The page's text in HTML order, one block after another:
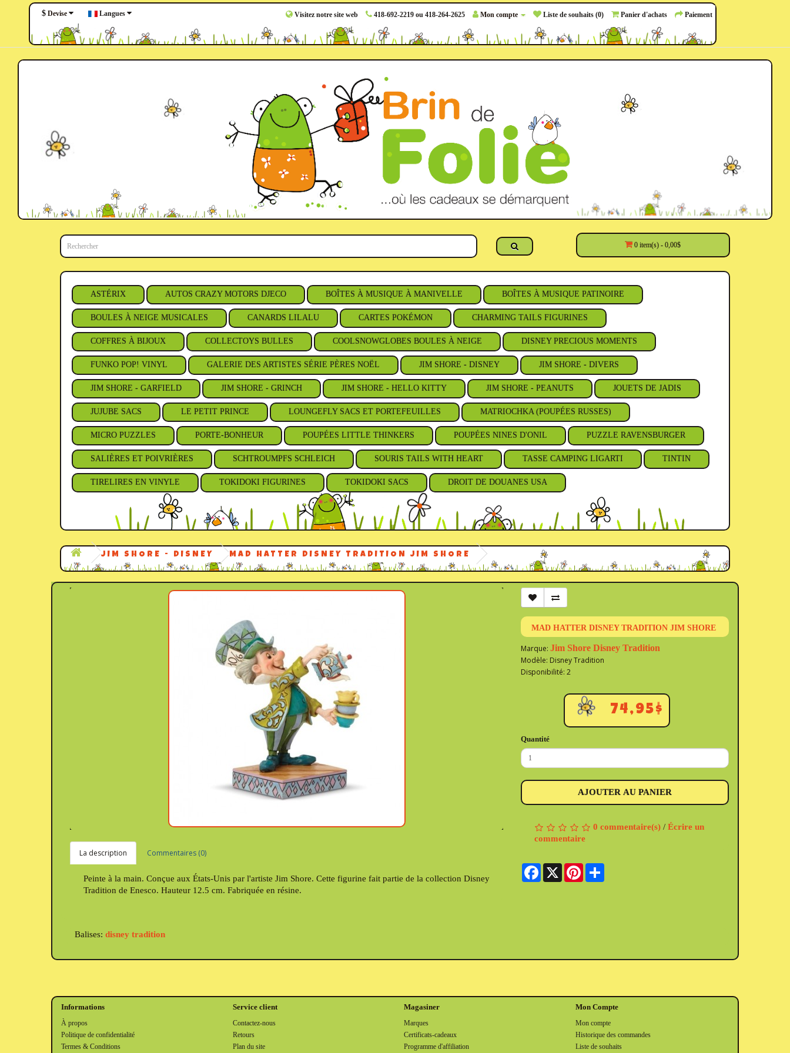
$ Devise Langues Visitez notre site web 418-692-2219 ou 418-264-2625 Mon compte Liste de souhaits (0) Panier d'achats Paiement
0 item(s) - 0,00$
ASTÉRIX AUTOS CRAZY MOTORS DJECO BOÎTES À MUSIQUE À MANIVELLE BOÎTES À MUSIQUE PATINOIRE
BOULES À NEIGE MUSICALES CANARDS LILALU CARTES POKÉMON CHARMING TAILS FIGURINES
COFFRES À BIJOUX COLLECTOYS BULLES COOLSNOWGLOBES BOULES À NEIGE DISNEY PRECIOUS MOMENTS
FUNKO POP! VINYL GALERIE DES ARTISTES SÉRIE PÈRES NOËL JIM SHORE - DISNEY JIM SHORE - DIVERS
JIM SHORE - GARFIELD JIM SHORE - GRINCH JIM SHORE - HELLO KITTY JIM SHORE - PEANUTS JOUETS DE JADIS
JUJUBE SACS LE PETIT PRINCE LOUNGEFLY SACS ET PORTEFEUILLES MATRIOCHKA (POUPÉES RUSSES)
MICRO PUZZLES PORTE-BONHEUR POUPÉES LITTLE THINKERS POUPÉES NINES D'ONIL PUZZLE RAVENSBURGER
SALIÈRES ET POIVRIÈRES SCHTROUMPFS SCHLEICH SOURIS TAILS WITH HEART TASSE CAMPING LIGARTI TINTIN
TIRELIRES EN VINYLE TOKIDOKI FIGURINES TOKIDOKI SACS DROIT DE DOUANES USA
JIM SHORE - DISNEY MAD HATTER DISNEY TRADITION JIM SHORE
La description Commentaires (0)
Peinte à la main. Conçue aux États-Unis par l'artiste Jim Shore. Cette figurine fait partie de la collection Disney
Tradition de Enesco. Hauteur 12.5 cm. Fabriquée en résine.
MAD HATTER DISNEY TRADITION JIM SHORE
Marque:Jim Shore Disney Tradition
Modèle: Disney Tradition
Disponibilité: 2
74,95$
Quantité
AJOUTER AU PANIER
0 commentaire(s) /Écrire un
commentaire
Facebook
X Pinterest
Balises: disney tradition
Informations
À propos
Politique de confidentialité
Termes & Conditions
Service client
Contactez-nous
Retours
Plan du site
Magasiner
Marques
Certificats-cadeaux
Programme d'affiliation
Mon Compte
Mon compte
Historique des commandes
Liste de souhaits